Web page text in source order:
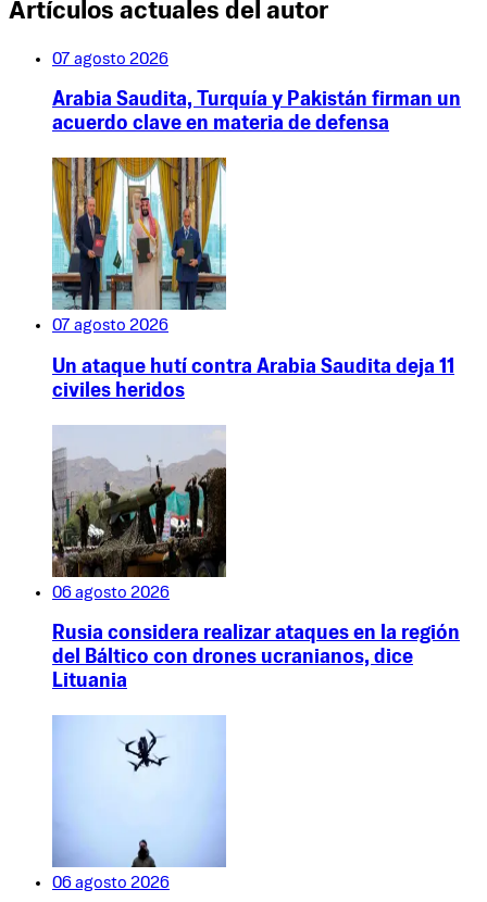
Artículos actuales del autor
07 agosto 2026
Arabia Saudita, Turquía y Pakistán firman un
acuerdo clave en materia de defensa
07 agosto 2026
Un ataque hutí contra Arabia Saudita deja 11
civiles heridos
06 agosto 2026
Rusia considera realizar ataques en la región
del Báltico con drones ucranianos, dice
Lituania
06 agosto 2026